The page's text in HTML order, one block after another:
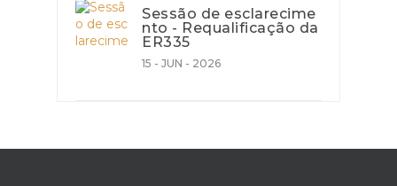
Sessão de esclarecime
nto - Requalificação da
ER335
15 - JUN - 2026